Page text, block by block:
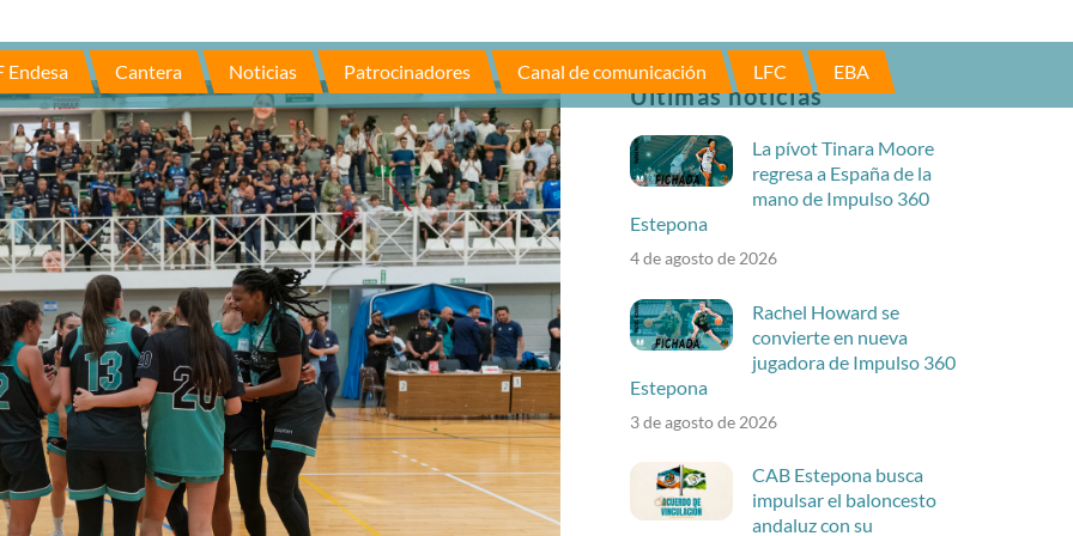
Endesa Cantera Noticias Patrocinadores Canal de comunicación LFC EBA
Últimas noticias
La pívot Tinara Moore
regresa a España de la
mano de Impulso 360
Estepona
4 de agosto de 2026
Rachel Howard se
convierte en nueva
jugadora de Impulso 360
Estepona
3 de agosto de 2026
CAB Estepona busca
impulsar el baloncesto
andaluz con su